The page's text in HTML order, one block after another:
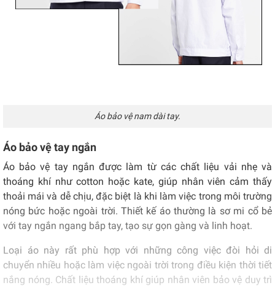
Áo bảo vệ nam dài tay.
Áo bảo vệ tay ngắn
Áo bảo vệ tay ngắn được làm từ các chất liệu vải nhẹ và
thoáng khí như cotton hoặc kate, giúp nhân viên cảm thấy
thoải mái và dễ chịu, đặc biệt là khi làm việc trong môi trường
nóng bức hoặc ngoài trời. Thiết kế áo thường là sơ mi cổ bẻ
với tay ngắn ngang bắp tay, tạo sự gọn gàng và linh hoạt.
Loại áo này rất phù hợp với những công việc đòi hỏi di
chuyển nhiều hoặc làm việc ngoài trời trong điều kiện thời tiết
nắng nóng. Chất liệu thoáng khí giúp nhân viên bảo vệ duy trì